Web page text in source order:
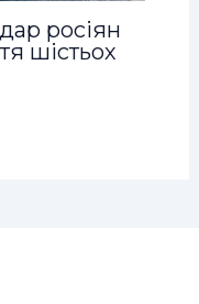
росіян
шістьох